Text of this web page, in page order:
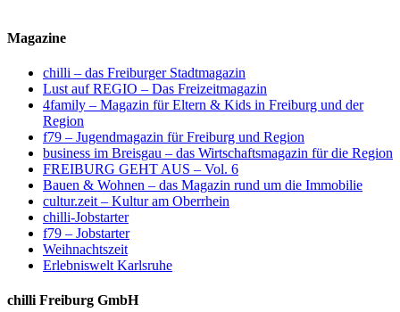
Magazine
chilli – das Freiburger Stadtmagazin
Lust auf REGIO – Das Freizeitmagazin
4family – Magazin für Eltern & Kids in Freiburg und der
Region
f79 – Jugendmagazin für Freiburg und Region
business im Breisgau – das Wirtschaftsmagazin für die Region
FREIBURG GEHT AUS – Vol. 6
Bauen & Wohnen – das Magazin rund um die Immobilie
cultur.zeit – Kultur am Oberrhein
chilli-Jobstarter
f79 – Jobstarter
Weihnachtszeit
Erlebniswelt Karlsruhe
chilli Freiburg GmbH